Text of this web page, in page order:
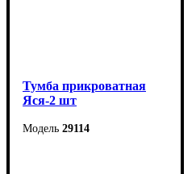
Тумба прикроватная
Яся-2 шт
29114